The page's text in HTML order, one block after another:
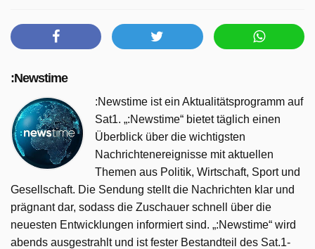
:Newstime
:Newstime ist ein Aktualitätsprogramm auf
Sat1. „:Newstime“ bietet täglich einen
Überblick über die wichtigsten
Nachrichtenereignisse mit aktuellen
Themen aus Politik, Wirtschaft, Sport und
Gesellschaft. Die Sendung stellt die Nachrichten klar und
prägnant dar, sodass die Zuschauer schnell über die
neuesten Entwicklungen informiert sind. „:Newstime“ wird
abends ausgestrahlt und ist fester Bestandteil des Sat.1-